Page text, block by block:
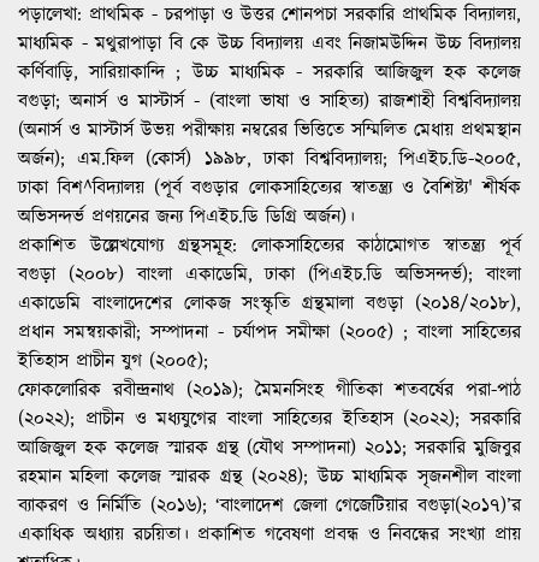
বগুড়া; অনার্স ও মাস্টার্স - (বাংলা ভাষা ও সাহিত্য) রাজশাহী বিশ্ববিদ্যালয়
(অনার্স ও মাস্টার্স উভয় পরীক্ষায় নম্বরের ভিত্তিতে সম্মিলিত মেধায় প্রথমস্থান
অর্জন); এম.ফিল (কোর্স) ১৯৯৮, ঢাকা বিশ্ববিদ্যালয়; পিএইচ.ডি-২০০৫,
ঢাকা বিশ^বিদ্যালয় (পূর্ব বগুড়ার লোকসাহিত্যের স্বাতন্ত্র্য ও বৈশিষ্ট্য' শীর্ষক
অভিসন্দর্ভ প্রণয়নের জন্য পিএইচ.ডি ডিগ্রি অর্জন)।
প্রকাশিত উল্লেখযোগ্য গ্রন্থসমূহ: লোকসাহিত্যের কাঠামোগত স্বাতন্ত্র্য পূর্ব
বগুড়া (২০০৮) বাংলা একাডেমি, ঢাকা (পিএইচ.ডি অভিসন্দর্ভ); বাংলা
একাডেমি বাংলাদেশের লোকজ সংস্কৃতি গ্রন্থমালা বগুড়া (২০১৪/২০১৮),
প্রধান সমন্বয়কারী; সম্পাদনা - চর্যাপদ সমীক্ষা (২০০৫) ; বাংলা সাহিত্যের
ইতিহাস প্রাচীন যুগ (২০০৫);
ফোকলোরিক রবীন্দ্রনাথ (২০১৯); মৈমনসিংহ গীতিকা শতবর্ষের পরা-পাঠ
(২০২২); প্রাচীন ও মধ্যযুগের বাংলা সাহিত্যের ইতিহাস (২০২২); সরকারি
আজিজুল হক কলেজ স্মারক গ্রন্থ (যৌথ সম্পাদনা) ২০১১; সরকারি মুজিবুর
রহমান মহিলা কলেজ স্মারক গ্রন্থ (২০২৪); উচ্চ মাধ্যমিক সৃজনশীল বাংলা
ব্যাকরণ ও নির্মিতি (২০১৬); ‘বাংলাদেশ জেলা গেজেটিয়ার বগুড়া(২০১৭)’র
একাধিক অধ্যায় রচয়িতা। প্রকাশিত গবেষণা প্রবন্ধ ও নিবন্ধের সংখ্যা প্রায়
শতাধিক।
উল্লেখযোগ্য গবেষণা প্রবন্ধ: পূর্ব বগুড়ার একটি লোককাহিনি: অংগরির
কিস্তে, লোকসংস্কৃতি ৪:১, ১৯৯৭ ; মুক্তিযুদ্ধভিত্তিক লোকগল্প : টাইপ-মোটিফ